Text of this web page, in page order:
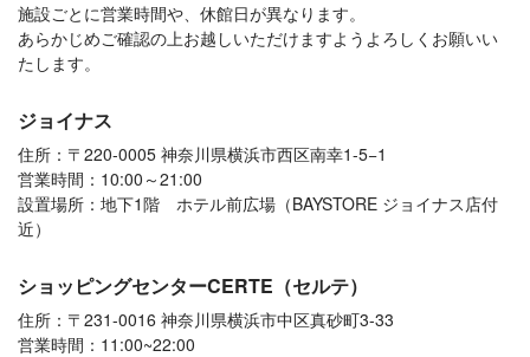
施設ごとに営業時間や、休館日が異なります。
あらかじめご確認の上お越しいただけますようよろしくお願いい
たします。
ジョイナス
住所：〒220-0005 神奈川県横浜市西区南幸1-5−1
営業時間：10:00～21:00
設置場所：地下1階 ホテル前広場（BAYSTORE ジョイナス店付
近）
ショッピングセンターCERTE（セルテ）
住所：〒231-0016 神奈川県横浜市中区真砂町3-33
営業時間：11:00~22:00